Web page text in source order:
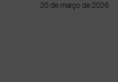
20 de março de 2026